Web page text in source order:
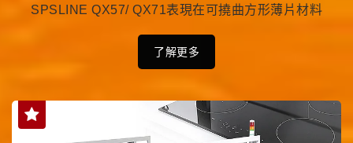
SPSLINE QX57/ QX71表現在可撓曲方形薄片材料
了解更多